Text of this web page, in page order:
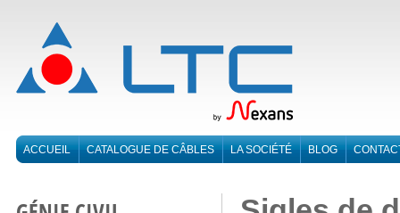
ACCUEIL CATALOGUE DE CÂBLES LA SOCIÉTÉ BLOG